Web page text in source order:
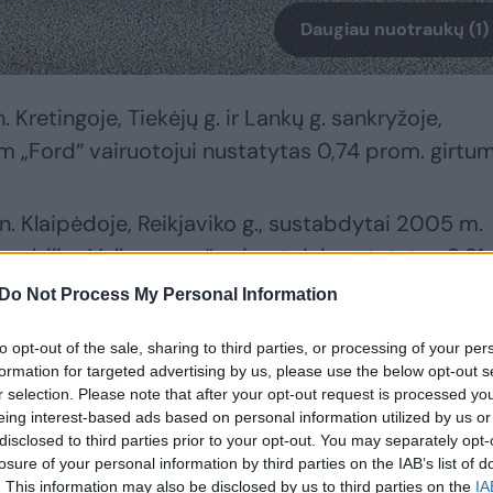
Do Not Process My Personal Information
opt-out of the sale, sharing to third parties, or processing of your
for targeted advertising by us, please use the below opt-out
selection. Please note that after your opt-out request is processed
interest-based ads based on personal information utilized by us
to third parties prior to your opt-out. You may separately
of your personal information by third parties on the IAB’s list of
This information may also be disclosed by us to third parties on the
Daugiau nuotraukų (1)
Kretingoje, Tiekėjų g. ir Lankų g. sankryžoje,
„Ford“ vairuotojui nustatytas 0,74 prom.
Klaipėdoje, Reikjaviko g., sustabdytai 2005 m.
„Volkswagen“ vairuotojai nustatytas 0,21
įstatymus, pradedantys vairuotojai turi būti
Klaipėdoje, Pilies g., patikrintai 1972 m.
moteriai nustatytas 2,15 prom.